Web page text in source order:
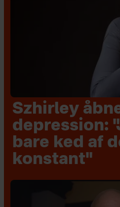
Szhirley
depression:
bare ked af
konstant"